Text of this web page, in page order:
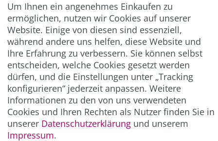
Abonnieren
** Hierbei handelt es sich um ein Pflichtfeld.
ZAHLUNG & VERSAND
Um Ihnen ein angenehmes Einkaufen zu
ermöglichen, nutzen wir Cookies auf unserer
Website. Einige von diesen sind essenziell,
während andere uns helfen, diese Website und
Ihre Erfahrung zu verbessern. Sie können selbst
entscheiden, welche Cookies gesetzt werden
dürfen, und die Einstellungen unter „Tracking
konfigurieren“ jederzeit anpassen. Weitere
Informationen zu den von uns verwendeten
Cookies und Ihren Rechten als Nutzer finden Sie in
unserer Daten­schutz­erklärung und unserem
Impressum.